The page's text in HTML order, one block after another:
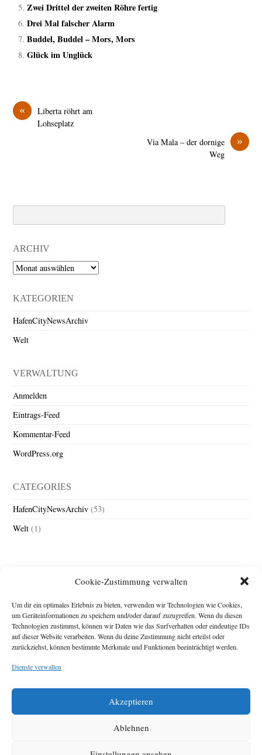
Cookie-Zustimmung verwalten
Um dir ein optimales Erlebnis zu bieten, verwenden wir Technologien wie Cookies,
um Geräteinformationen zu speichern und/oder darauf zuzugreifen. Wenn du diesen
Technologien zustimmst, können wir Daten wie das Surfverhalten oder eindeutige IDs
auf dieser Website verarbeiten. Wenn du deine Zustimmung nicht erteilst oder
zurückziehst, können bestimmte Merkmale und Funktionen beeinträchtigt werden.
Dienste verwalten
Akzeptieren
Ablehnen
Zwei Drittel der zweiten Röhre fertig
Drei Mal falscher Alarm
Buddel, Buddel – Mors, Mors
Glück im Unglück
«
Liberta röhrt am
Lohseplatz
»
Via Mala – der dornige
Weg
ARCHIV
Archiv
KATEGORIEN
HafenCityNewsArchiv
Welt
VERWALTUNG
Anmelden
Eintrags-Feed
Kommentar-Feed
WordPress.org
CATEGORIES
HafenCityNewsArchiv (53)
Welt (1)
Impressum
Michael Baden,
Diese Webseite stellt
zehn Jahre der